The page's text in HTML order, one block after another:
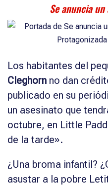
Se anuncia
Los habitantes del
Cleghorn no dan
publicado en su
un asesinato que
octubre, en Little
de la tarde».
¿Una broma infantil?
asustar a la pobre